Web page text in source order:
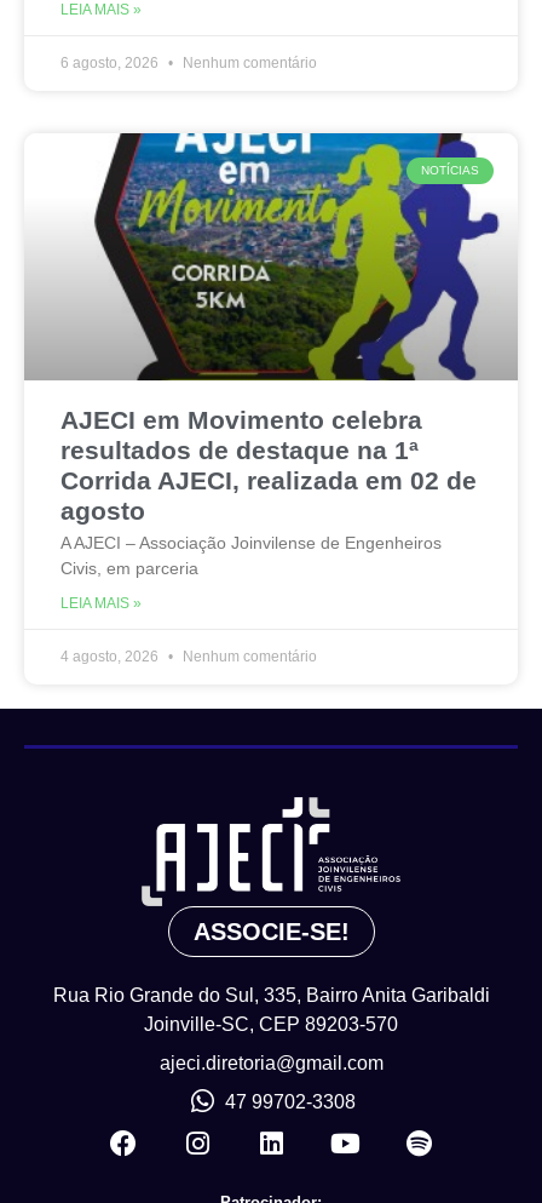
LEIA MAIS »
6 agosto, 2026 Nenhum comentário
NOTÍCIAS
AJECI em Movimento celebra
resultados de destaque na 1ª
Corrida AJECI, realizada em 02 de
agosto
A AJECI – Associação Joinvilense de Engenheiros
Civis, em parceria
LEIA MAIS »
4 agosto, 2026 Nenhum comentário
ASSOCIE-SE!
Rua Rio Grande do Sul, 335, Bairro Anita Garibaldi
Joinville-SC, CEP 89203-570
ajeci.diretoria@gmail.com
47 99702-3308